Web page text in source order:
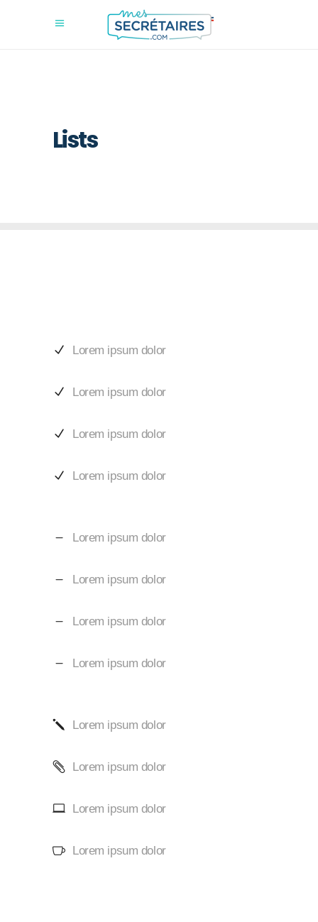
Lists
Lorem ipsum dolor
Lorem ipsum dolor
Lorem ipsum dolor
Lorem ipsum dolor
Lorem ipsum dolor
Lorem ipsum dolor
Lorem ipsum dolor
Lorem ipsum dolor
Lorem ipsum dolor
Lorem ipsum dolor
Lorem ipsum dolor
Lorem ipsum dolor